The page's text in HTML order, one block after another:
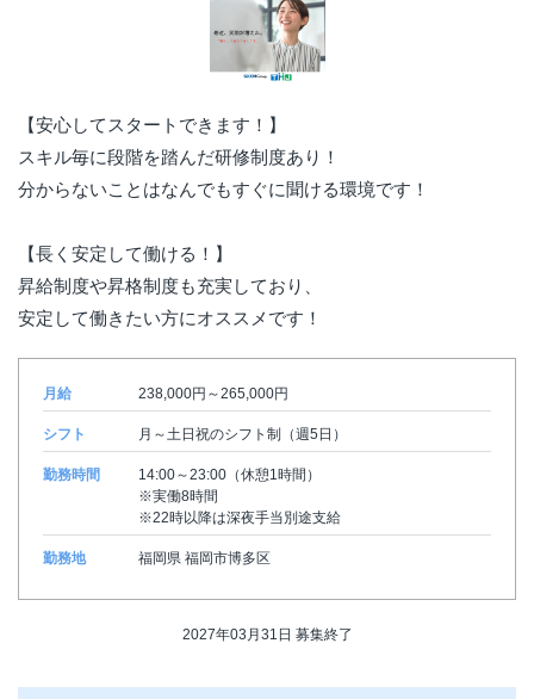
【安心してスタートできます！】
スキル毎に段階を踏んだ研修制度あり！
分からないことはなんでもすぐに聞ける環境です！
【長く安定して働ける！】
昇給制度や昇格制度も充実しており、
安定して働きたい方にオススメです！
月給 238,000円～265,000円
シフト 月～土日祝のシフト制（週5日）
勤務時間
14:00～23:00（休憩1時間）
※実働8時間
※22時以降は深夜手当別途支給
勤務地 福岡県 福岡市博多区
2027年03月31日 募集終了